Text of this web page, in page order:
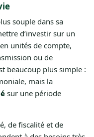
souple dans sa
d’investir sur un
unités de compte,
ou de
beaucoup plus simple :
mais la
sur une période
de fiscalité et de